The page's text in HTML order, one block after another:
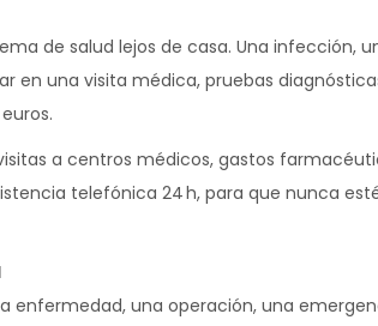
de salud lejos de casa. Una infección,
una visita médica, pruebas
a centros médicos, gastos
telefónica 24 h, para que nunca
enfermedad, una operación, una